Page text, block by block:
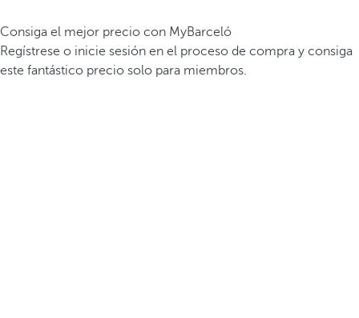
Consiga el mejor precio con MyBarceló
Regístrese o inicie sesión en el proceso de compra y consiga
este fantástico precio solo para miembros.